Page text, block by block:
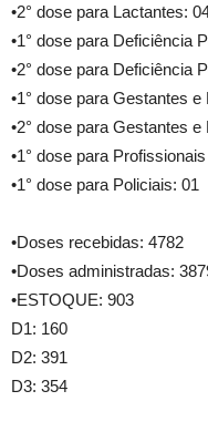
•2° dose para Lactantes:
•1° dose para Deficiência
•2° dose para Deficiência
•1° dose para Gestantes e
•2° dose para Gestantes
•1° dose para
•1° dose para Policiais: 01
•Doses recebidas: 4782
•Doses administradas:
•ESTOQUE: 903
D1: 160
D2: 391
D3: 354